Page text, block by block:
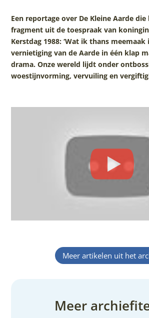
Een reportage over De Kleine Aarde
fragment uit de toespraak van
Kerstdag 1988: ‘Wat ik thans meemaak
vernietiging van de Aarde in één klap
drama. Onze wereld lijdt onder
woestijnvorming, vervuiling en
Meer artikelen uit het
Meer